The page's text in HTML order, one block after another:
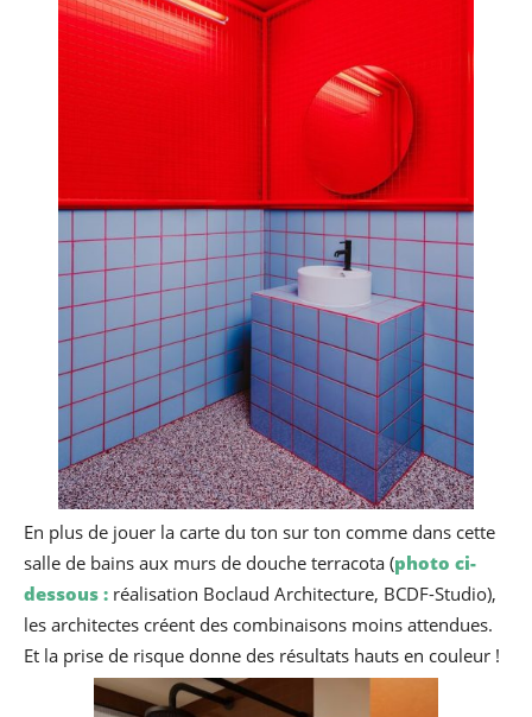
En plus de jouer la carte du ton sur ton comme dans cette
salle de bains aux murs de douche terracota (photo ci-
dessous : réalisation Boclaud Architecture, BCDF-Studio),
les architectes créent des combinaisons moins attendues.
Et la prise de risque donne des résultats hauts en couleur !